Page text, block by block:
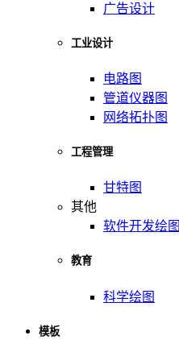
广告设计
工业设计
电路图
管道仪器图
网络拓扑图
工程管理
甘特图
其他
软件开发绘图
教育
科学绘图
模板